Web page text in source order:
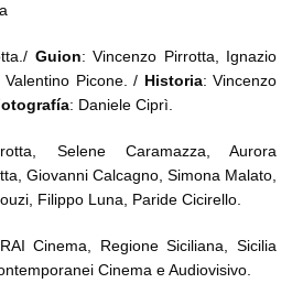
Guion: Vincenzo Pirrotta, Ignazio
Picone. / Historia: Vincenzo
: Daniele Ciprì.
Selene Caramazza, Aurora
Giovanni Calcagno, Simona Malato,
Filippo Luna, Paride Cicirello.
Cinema, Regione Siciliana, Sicilia
Cinema e Audiovisivo.